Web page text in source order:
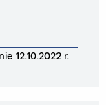
12.10.2022 r.